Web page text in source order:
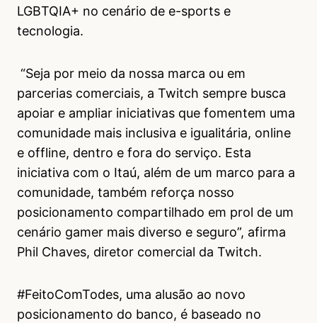
LGBTQIA+ no cenário de e-sports e
tecnologia.
“Seja por meio da nossa marca ou em
parcerias comerciais, a Twitch sempre busca
apoiar e ampliar iniciativas que fomentem uma
comunidade mais inclusiva e igualitária, online
e offline, dentro e fora do serviço. Esta
iniciativa com o Itaú, além de um marco para a
comunidade, também reforça nosso
posicionamento compartilhado em prol de um
cenário gamer mais diverso e seguro”, afirma
Phil Chaves, diretor comercial da Twitch.
#FeitoComTodes, uma alusão ao novo
posicionamento do banco, é baseado no